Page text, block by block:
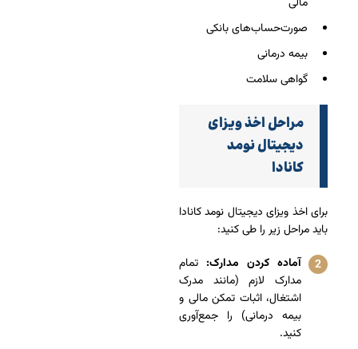
صورت‌حساب‌های بانکی
بیمه درمانی
گواهی سلامت
مراحل اخذ ویزای
دیجیتال نومد
کانادا
برای اخذ ویزای دیجیتال نومد کانادا
باید مراحل زیر را طی کنید:
آماده کردن مدارک: تمام
مدارک لازم (مانند مدرک
اشتغال، اثبات تمکن مالی و
بیمه درمانی) را جمع‌آوری
کنید.